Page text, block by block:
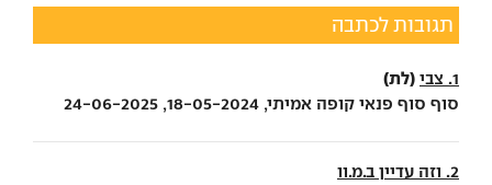
תגובות לכתבה
1. צבי (לת)
סוף סוף פנאי קופה אמיתי, 18-05-2024, 24-06-2025
2. וזה עדיין ב.מ.וו